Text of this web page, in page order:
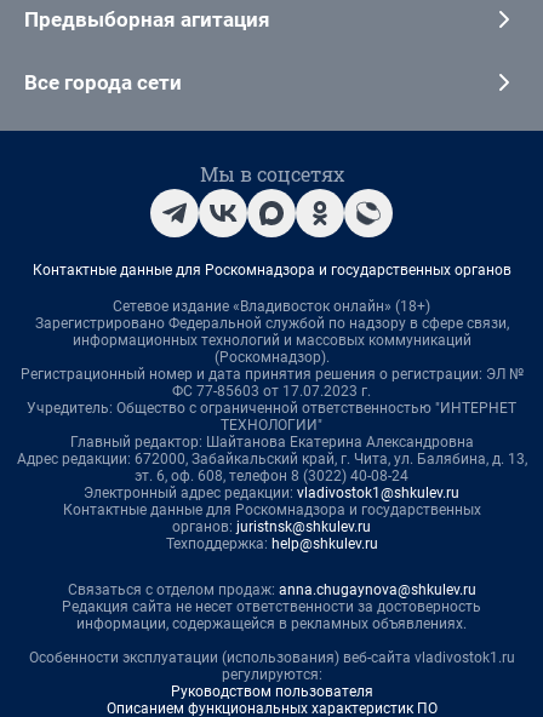
Предвыборная агитация
Все города сети
Мы в соцсетях
Контактные данные для Роскомнадзора и государственных органов
Сетевое издание «Владивосток онлайн» (18+)
Зарегистрировано Федеральной службой по надзору в сфере связи,
информационных технологий и массовых коммуникаций
(Роскомнадзор).
Регистрационный номер и дата принятия решения о регистрации: ЭЛ №
ФС 77-85603 от 17.07.2023 г.
Учредитель: Общество с ограниченной ответственностью "ИНТЕРНЕТ
ТЕХНОЛОГИИ"
Главный редактор: Шайтанова Екатерина Александровна
Адрес редакции: 672000, Забайкальский край, г. Чита, ул. Балябина, д. 13,
эт. 6, оф. 608, телефон 8 (3022) 40-08-24
Электронный адрес редакции: vladivostok1@shkulev.ru
Контактные данные для Роскомнадзора и государственных
органов: juristnsk@shkulev.ru
Техподдержка: help@shkulev.ru
Связаться с отделом продаж: anna.chugaynova@shkulev.ru
Редакция сайта не несет ответственности за достоверность
информации, содержащейся в рекламных объявлениях.
Особенности эксплуатации (использования) веб-сайта vladivostok1.ru
регулируются:
Руководством пользователя
Описанием функциональных характеристик ПО